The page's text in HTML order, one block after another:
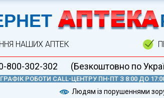
НАШИХ АПТЕК
800-302-302 (Безкоштовно по
ГРАФІК РОБОТИ CALL-ЦЕНТРУ ПН-ПТ З 8:00 ДО
Людям із порушеннями